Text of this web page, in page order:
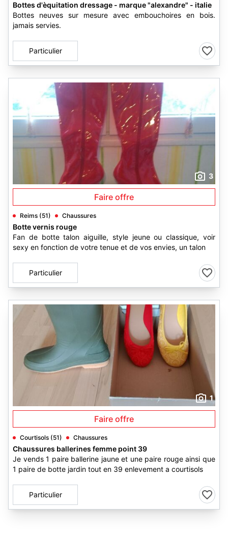
Bottes d'èquitation dressage - marque "alexandre" - italie
Bottes neuves sur mesure avec embouchoires en bois.
jamais servies.
Particulier
3
Faire offre
Reims (51) Chaussures
Botte vernis rouge
Fan de botte talon aiguille, style jeune ou classique, voir
sexy en fonction de votre tenue et de vos envies, un talon
Particulier
1
Faire offre
Courtisols (51) Chaussures
Chaussures ballerines femme point 39
Je vends 1 paire ballerine jaune et une paire rouge ainsi que
1 paire de botte jardin tout en 39 enlevement a courtisols
Particulier